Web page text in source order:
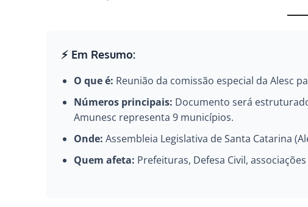
⚡ Em Resumo:
O que é: Reunião da comissão especial da Alesc
Números principais: Documento será
Amunesc representa 9 municípios.
Onde: Assembleia Legislativa de Santa Catarina
Quem afeta: Prefeituras, Defesa Civil,